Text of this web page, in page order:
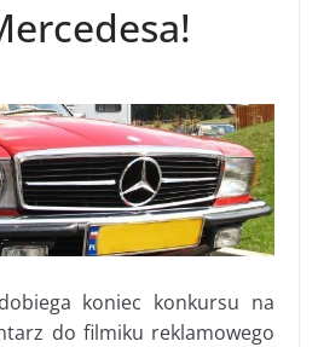
koniec konkursu na
do filmiku reklamowego